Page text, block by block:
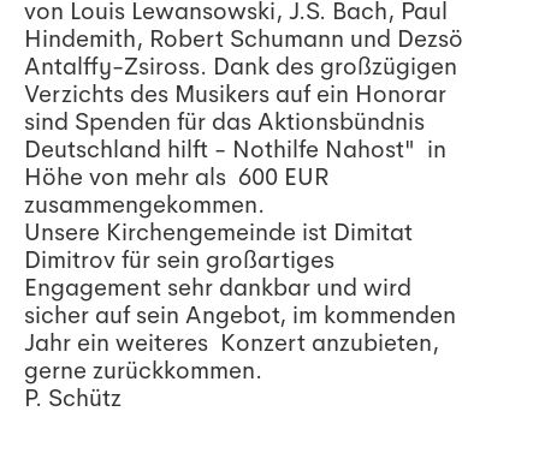
von Louis Lewansowski, J.S. Bach, Paul
Hindemith, Robert Schumann und Dezsö
Antalffy-Zsiross. Dank des großzügigen
Verzichts des Musikers auf ein Honorar
sind Spenden für das Aktionsbündnis
Deutschland hilft - Nothilfe Nahost" in
Höhe von mehr als 600 EUR
zusammengekommen.
Unsere Kirchengemeinde ist Dimitat
Dimitrov für sein großartiges
Engagement sehr dankbar und wird
sicher auf sein Angebot, im kommenden
Jahr ein weiteres Konzert anzubieten,
gerne zurückkommen.
P. Schütz